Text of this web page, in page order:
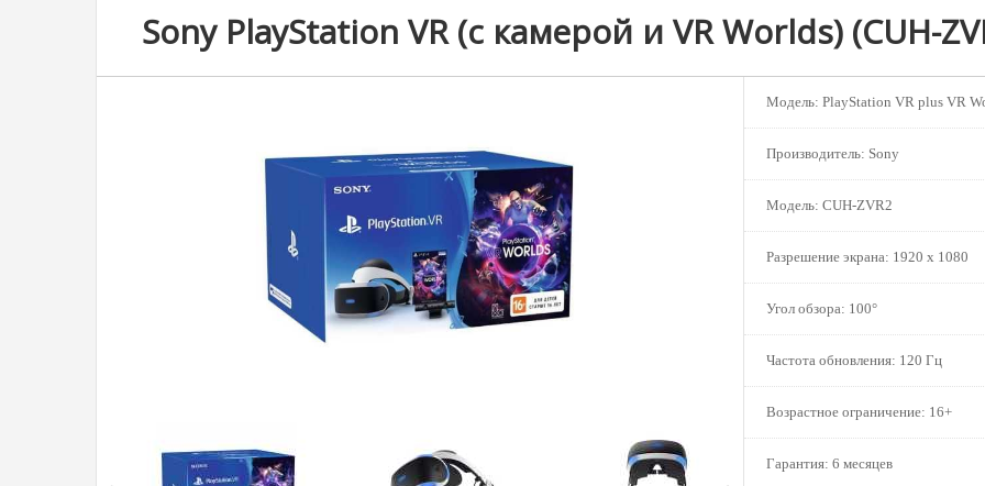
Sony PlayStation VR (с камерой и VR Worlds) (CUH-
Модель: PlayStation VR plus VR
Производитель: Sony
Модель: CUH-ZVR2
Разрешение экрана: 1920 x 1080
Угол обзора: 100°
Частота обновления: 120 Гц
Возрастное ограничение: 16+
Гарантия: 6 месяцев